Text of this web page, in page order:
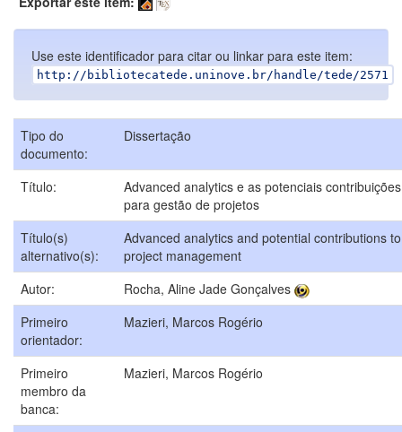
Use este identificador para citar ou linkar para este item:
http://bibliotecatede.uninove.br/handle/tede/2571
Tipo do
documento:
Dissertação
Título:
Advanced analytics e as potenciais contribuições
para gestão de projetos
Título(s)
alternativo(s):
Advanced analytics and potential contributions to
project management
Autor:
Rocha, Aline Jade Gonçalves
Primeiro
orientador:
Mazieri, Marcos Rogério
Primeiro
membro da
banca:
Mazieri, Marcos Rogério